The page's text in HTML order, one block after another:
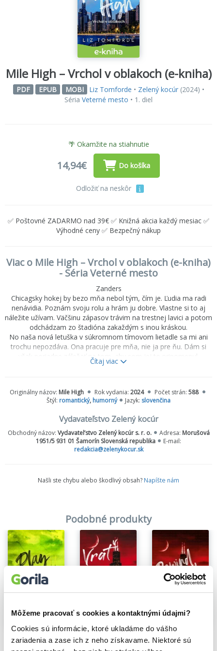
Môžeme pracovať s cookies a kontaktnými údajmi?
Cookies sú informácie, ktoré ukladáme do vášho
zariadenia a zase ich z neho získavame. Niektoré sú
Mile High – Vrchol v oblakoch (e-kniha)
PDF EPUB MOBI Liz Tomforde • Zelený kocúr(2024) •
Séria Veterné mesto • 1. diel
🌴 Okamžite na stiahnutie
14,94€ Do košíka
Odložiť na neskôr
✅ Poštovné ZADARMO nad 39€ ✅ Knižná akcia každý mesiac ✅
Výhodné ceny ✅ Bezpečný nákup
Viac o Mile High – Vrchol v oblakoch (e-kniha)
- Séria Veterné mesto
Zanders
Chicagsky hokej by bezo mňa nebol tým, čím je. Ľudia ma radi
nenávidia. Poznám svoju rolu a hrám ju dobre. Vlastne si to aj
náležite užívam. Väčšinu zápasov trávim na trestnej lavici a potom
odchádzam zo štadióna zakaždým s inou kráskou.
No naša nová letuška v súkromnom tímovom lietadle sa mi ani
trochu nepozdáva. Ona pracuje pre mňa, nie ja pre ňu. Dám si
však poriadne záležať na tom, aby som jej to pripomenul.
Zaručujem vám, že do konca sezóny bude žobrať, aby ju vyhodili.
provokoval, alebo sa v tom skrýva čosi viac.
Stevie
Roky pracujem ako letuška a myslela som si, že som už videla
všetko. Keď však v svojom novom zamestnaní zakotvím na
palube lietadla s tým najsebeckejším a najpokryteckejším hráčom
NHL, zrazu o všetkom pochybujem. Navyše, kedysi som si dala
Evan Zanders sa absolútne nevie ovládať, za nič sa
Čítaj viac
Originálny názov: Mile High Rok vydania: 2024 Počet strán: 588
Štýl: romantický, humorný Jazyk: slovenčina
Vydavateľstvo Zelený kocúr
Obchodný názov: Vydavatel’stvo Zelený kocúr s. r. o. Adresa: Morušová
1951/5 931 01 Šamorín Slovenská republika
E-mail:
redakcia@zelenykocur.sk
Našli ste chybu alebo škodlivý obsah? Napíšte nám
Podobné produkty
Tímová hra Vrať to zpátky
Liz Tomforde